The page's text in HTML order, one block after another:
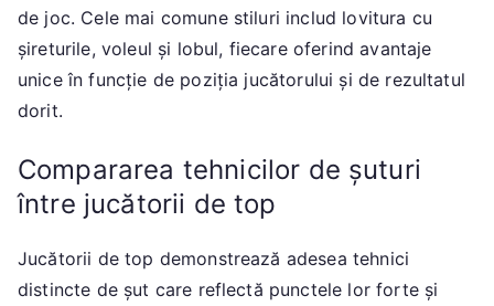
de joc. Cele mai comune stiluri includ lovitura cu
șireturile, voleul și lobul, fiecare oferind avantaje
unice în funcție de poziția jucătorului și de rezultatul
dorit.
Compararea tehnicilor de șuturi
între jucătorii de top
Jucătorii de top demonstrează adesea tehnici
distincte de șut care reflectă punctele lor forte și